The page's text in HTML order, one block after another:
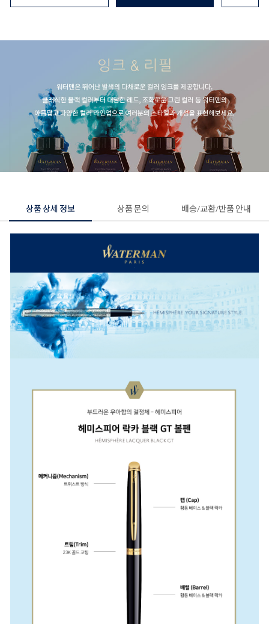
상품 상세 정보 상품 문의 배송/교환/반품 안내